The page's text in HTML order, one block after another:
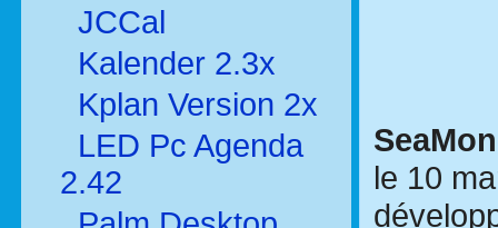
JCCal
Kalender 2.3x
Kplan Version 2x
LED Pc Agenda
2.42
le 10